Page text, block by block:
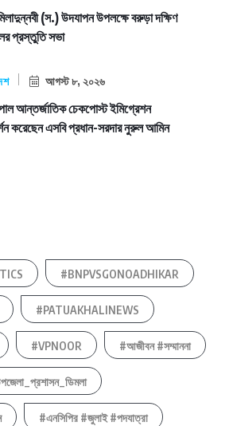
(স.) উদযাপন উপলক্ষে বরুড়া দক্ষিণ
প্রস্তুতি সভা
আগস্ট ৮, ২০২৬
আন্তর্জাতিক চেকপোস্ট ইমিগ্রেশন
করেছেন এসবি প্রধান-সরদার নুরুল আমিন
#BNPVSGONOADHIKAR
#PATUAKHALINEWS
#VPNOOR #আজীবন #সম্মাননা
#এনসিপির #জুলাই #পদযাত্রা